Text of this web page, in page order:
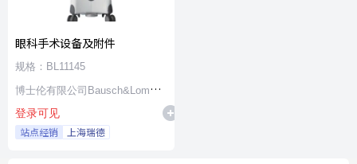
眼科手术设备及附件
规格：BL11145
博士伦有限公司Bausch&Lomb
Incorporated
登录可见
站点经销 上海瑞德